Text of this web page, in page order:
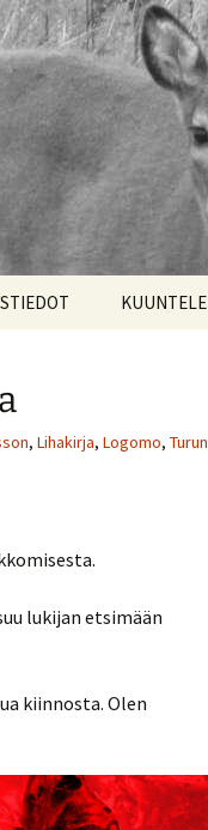
KUUNTELE
, Lihakirja, Logomo, Turun
lukijan etsimään
kiinnosta. Olen